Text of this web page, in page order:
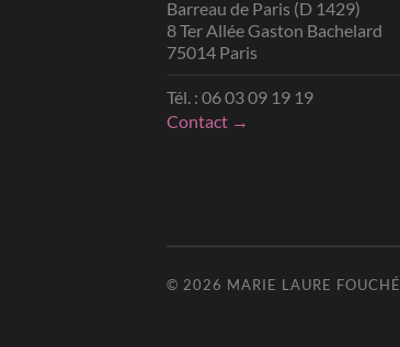
Barreau de Paris (D 1429)
8 Ter Allée Gaston Bachelard
75014 Paris
Tél. : 06 03 09 19 19
Contact →
© 2026 MARIE LAURE FOUCHÉ